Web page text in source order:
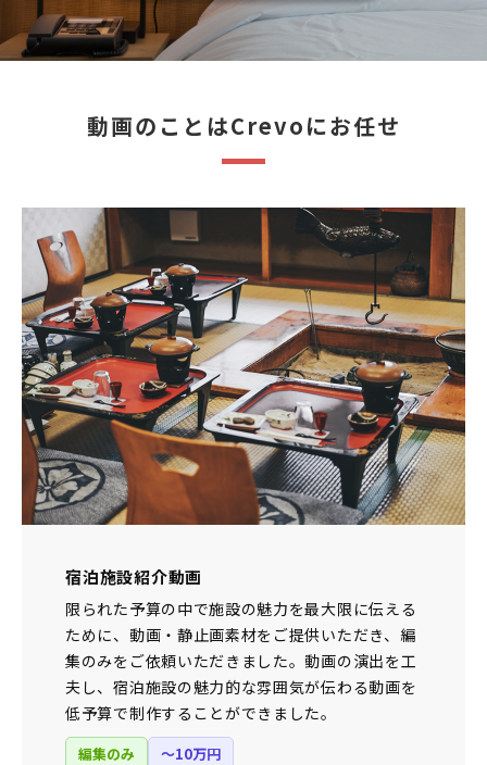
動画のことはCrevoにお任せ
宿泊施設紹介動画
限られた予算の中で施設の魅力を最大限に伝える
ために、動画・静止画素材をご提供いただき、編
集のみをご依頼いただきました。動画の演出を工
夫し、宿泊施設の魅力的な雰囲気が伝わる動画を
低予算で制作することができました。
編集のみ 〜10万円